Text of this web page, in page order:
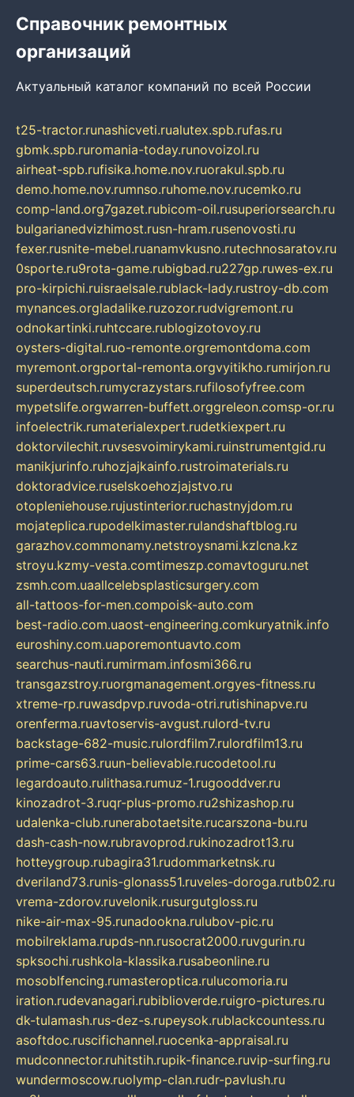
Справочник ремонтных
организаций
Актуальный каталог компаний по всей России
t25-tractor.runashicveti.rualutex.spb.rufas.ru
gbmk.spb.ruromania-today.runovoizol.ru
airheat-spb.rufisika.home.nov.ruorakul.spb.ru
demo.home.nov.rumnso.ruhome.nov.rucemko.ru
comp-land.org7gazet.rubicom-oil.rusuperiorsearch.ru
bulgarianedvizhimost.rusn-hram.rusenovosti.ru
fexer.rusnite-mebel.ruanamvkusno.rutechnosaratov.ru
0sporte.ru9rota-game.rubigbad.ru227gp.ruwes-ex.ru
pro-kirpichi.ruisraelsale.rublack-lady.rustroy-db.com
mynances.orgladalike.ruzozor.rudvigremont.ru
odnokartinki.ruhtccare.rublogizotovoy.ru
oysters-digital.ruo-remonte.orgremontdoma.com
myremont.orgportal-remonta.orgvyitikho.rumirjon.ru
superdeutsch.rumycrazystars.rufilosofyfree.com
mypetslife.orgwarren-buffett.orggreleon.comsp-or.ru
infoelectrik.rumaterialexpert.rudetkiexpert.ru
doktorvilechit.ruvsesvoimirykami.ruinstrumentgid.ru
manikjurinfo.ruhozjajkainfo.rustroimaterials.ru
doktoradvice.ruselskoehozjajstvo.ru
otopleniehouse.rujustinterior.ruchastnyjdom.ru
mojateplica.rupodelkimaster.rulandshaftblog.ru
garazhov.commonamy.netstroysnami.kzlcna.kz
stroyu.kzmy-vesta.comtimeszp.comavtoguru.net
zsmh.com.uaallcelebsplasticsurgery.com
all-tattoos-for-men.compoisk-auto.com
best-radio.com.uaost-engineering.comkuryatnik.info
euroshiny.com.uaporemontuavto.com
searchus-nauti.rumirmam.infosmi366.ru
transgazstroy.ruorgmanagement.orgyes-fitness.ru
xtreme-rp.ruwasdpvp.ruvoda-otri.rutishinapve.ru
orenferma.ruavtoservis-avgust.rulord-tv.ru
backstage-682-music.rulordfilm7.rulordfilm13.ru
prime-cars63.ruun-believable.rucodetool.ru
legardoauto.rulithasa.rumuz-1.rugooddver.ru
kinozadrot-3.ruqr-plus-promo.ru2shizashop.ru
udalenka-club.runerabotaetsite.rucarszona-bu.ru
dash-cash-now.rubravoprod.rukinozadrot13.ru
hotteygroup.rubagira31.rudommarketnsk.ru
dveriland73.runis-glonass51.ruveles-doroga.rutb02.ru
vrema-zdorov.ruvelonik.rusurgutgloss.ru
nike-air-max-95.runadookna.rulubov-pic.ru
mobilreklama.rupds-nn.rusocrat2000.ruvgurin.ru
spksochi.rushkola-klassika.rusabeonline.ru
mosoblfencing.rumasteroptica.rulucomoria.ru
iration.rudevanagari.rubiblioverde.ruigro-pictures.ru
dk-tulamash.rus-dez-s.rupeysok.rublackcountess.ru
asoftdoc.ruscifichannel.ruocenka-appraisal.ru
mudconnector.ruhitstih.rupik-finance.ruvip-surfing.ru
wundermoscow.ruolymp-clan.rudr-pavlush.ru